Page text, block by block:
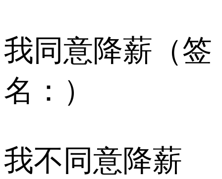
我同意降薪（签
名：）
我不同意降薪